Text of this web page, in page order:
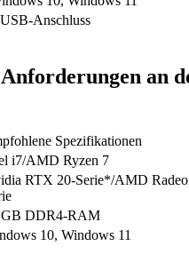
Anschluss
an
Spezifikationen
i7/AMD Ryzen 7
RTX 20-Serie*/AMD
GB DDR4-RAM
10, Windows 11